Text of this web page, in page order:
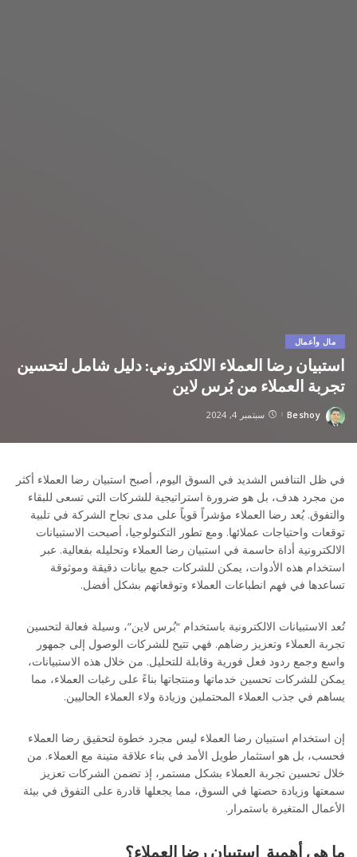
مال وأعمال
استبيان رضا العملاء الالكتروني: دليل شامل لتحسين
تجربة العملاء من بُرس لاين
Posted
Beshoy سبتمبر 4, 2024
في ظل التنافس الشديد في السوق اليوم، أصبح استبيان رضا العملاء أكثر
من مجرد هدف، بل هو ضرورة استراتيجية للشركات التي تسعى للبقاء
والتفوق. يُعد رضا العملاء مؤشراً قوياً على مدى نجاح الشركة في تلبية
توقعات واحتياجات عملائها. ومع تطور التكنولوجيا، أصبحت الاستبيانات
الالكترونية أداة حاسمة في استبيان رضا العملاء وتحليله بفعالية. عبر
استخدام هذه الأدوات، يمكن للشركات جمع بيانات دقيقة وموثوقة
تساعدها في فهم انطباعات العملاء وتوقعاتهم بشكل أفضل.
تُعد الاستبيانات الالكترونية باستخدام “بُرس لاين”، وسيلة فعالة لتحسين
تجربة العملاء وتعزيز رضاهم. فهي تتيح للشركات الوصول إلى جمهور
واسع وجمع ردود فعل فورية وقابلة للتحليل. من خلال هذه الاستبيانات،
يمكن للشركات تحسين خدماتها ومنتجاتها بناءً على رغبات العملاء، مما
يساهم في جذب العملاء المحتملين وزيادة ولاء العملاء الحاليين.
إن استخدام استبيان رضا العملاء ليس مجرد خطوة لتحقيق رضا العملاء
فحسب، بل هو استثمار طويل الأمد في بناء علاقة متينة مع العملاء. من
خلال تحسين تجربة العملاء بشكل مستمر، إذ تضمن الشركات تعزيز
سمعتها وزيادة حصتها في السوق، مما يجعلها قادرة على التفوق في بيئة
الأعمال المتغيرة باستمرار.
ما هي أهمية استبيان رضا العملاء؟